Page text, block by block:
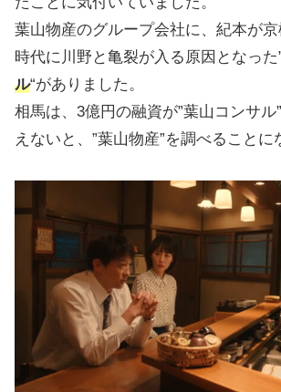
葉山物産のグループ会社に、紀本が
時代に川野と亀裂が入る原因となった
ル“がありました。
相馬は、3億円の融資が”葉山コンサル
えないと、”葉山物産”を調べることに